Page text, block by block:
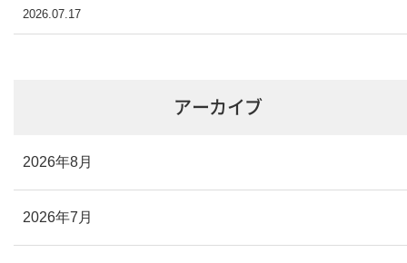
2026.07.17
アーカイブ
2026年8月
2026年7月